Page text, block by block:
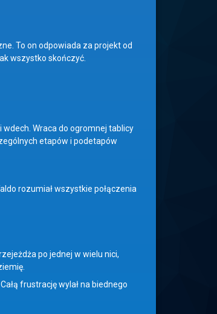
To on odpowiada za projekt od
wszystko skończyć.
Wraca do ogromnej tablicy
etapów i podetapów
rozumiał wszystkie połączenia
po jednej w wielu nici,
frustrację wylał na biednego